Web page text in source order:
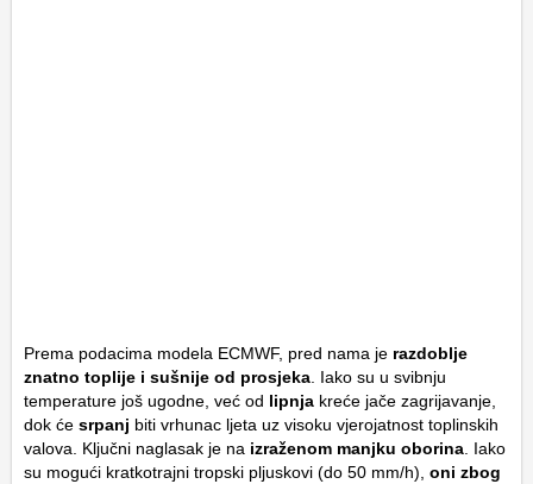
Prema podacima modela ECMWF, pred nama je razdoblje
znatno toplije i sušnije od prosjeka . Iako su u svibnju
temperature još ugodne, već od lipnja kreće jače zagrijavanje,
dok će srpanj biti vrhunac ljeta uz visoku vjerojatnost toplinskih
valova. Ključni naglasak je na izraženom manjku oborina . Iako
su mogući kratkotrajni tropski pljuskovi (do 50 mm/h), oni zbog